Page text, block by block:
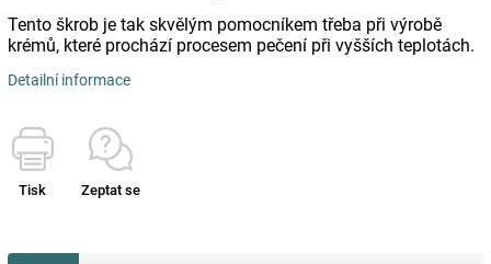
Tento škrob je tak skvělým pomocníkem třeba při výrobě
krémů, které prochází procesem pečení při vyšších teplotách.
Detailní informace
Tisk Zeptat se